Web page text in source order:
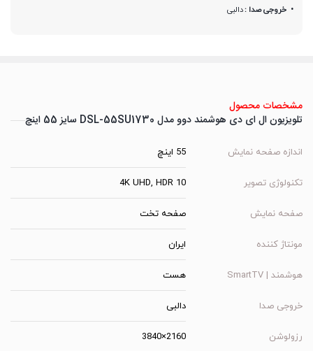
خروجی صدا :دالبی
مشخصات محصول
تلویزیون ال ای دی هوشمند دوو مدل DSL-55SU1730 سایز 55 اینچ
اندازه صفحه نمایش 55 اینچ
تکنولوژی تصویر 4K UHD, HDR 10
صفحه نمایش صفحه تخت
مونتاژ کننده ایران
هوشمند | SmartTV هست
خروجی صدا دالبی
رزولوشن 2160×3840